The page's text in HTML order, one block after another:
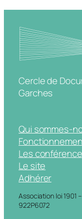
Cercle de
Garches
Qui sommes-
Les
Le site
Adhérer
Association loi 1901
922P6072